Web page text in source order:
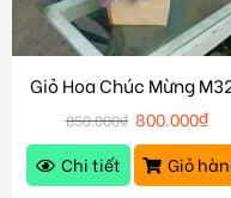
Giỏ Hoa Chúc Mừng
850.000₫ 800.000₫
Chi tiết
Giỏ